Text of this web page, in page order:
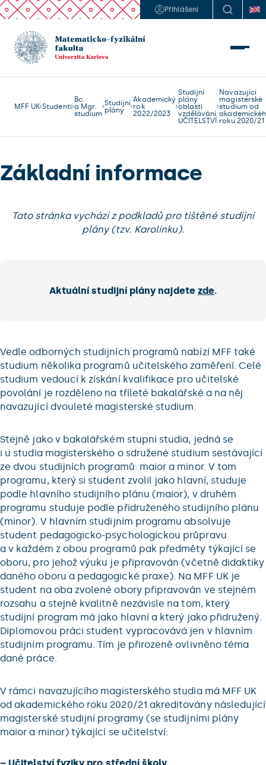
Přihlášení
MFF UK Studenti
Bc.
a Mgr.
studium
Studijní
plány
Akademický
rok
2022/2023
Studijní
plány
oblasti
vzdělávání
UČITELSTVÍ
Navazující
magisterské
studium od
roku 2020/21
Základní informace
Tato stránka vychází z podkladů pro tištěné studijní
plány (tzv. Karolinku).
Aktuální studijní plány najdete zde.
Vedle odborných studijních programů nabízí MFF také
studium několika programů učitelského zaměření. Celé
studium vedoucí k získání kvalifikace pro učitelské
povolání je rozděleno na tříleté bakalářské a na něj
navazující dvouleté magisterské studium.
Stejně jako v bakalářském stupni studia, jedná se
i u studia magisterského o sdružené studium sestávající
ze dvou studijních programů: maior a minor. V tom
programu, který si student zvolil jako hlavní, studuje
podle hlavního studijního plánu (maior), v druhém
programu studuje podle přidruženého studijního plánu
(minor). V hlavním studijním programu absolvuje
student pedagogicko-psychologickou průpravu
a v každém z obou programů pak předměty týkající se
oboru, pro jehož výuku je připravován (včetně didaktiky
daného oboru a pedagogické praxe). Na MFF UK je
student na oba zvolené obory připravován ve stejném
rozsahu a stejně kvalitně nezávisle na tom, který
studijní program má jako hlavní a který jako přidružený.
Diplomovou práci student vypracovává jen v hlavním
studijním programu. Tím je přirozeně ovlivněno téma
dané práce.
V rámci navazujícího magisterského studia má MFF UK
od akademického roku 2020/21 akreditovány následující
magisterské studijní programy (se studijními plány
maior a minor) týkající se učitelství: